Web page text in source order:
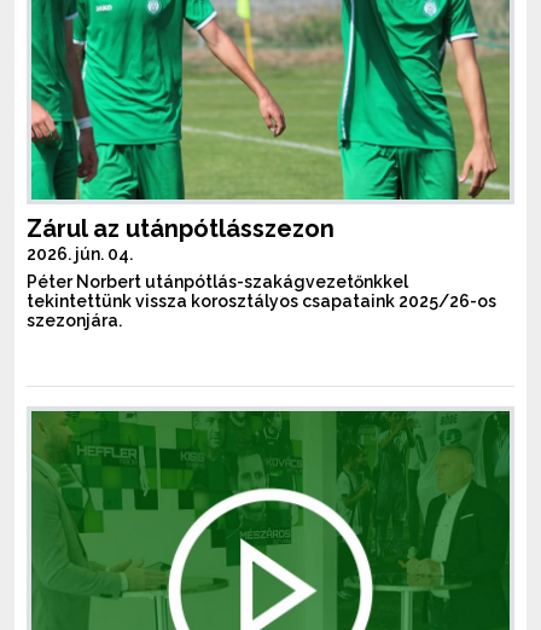
Zárul az utánpótlásszezon
2026. jún. 04.
Péter Norbert utánpótlás-szakágvezetőnkkel
tekintettünk vissza korosztályos csapataink 2025/26-os
szezonjára.